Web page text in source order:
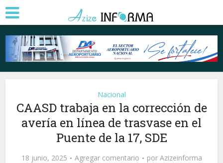
Nacional
CAASD trabaja en la corrección de
avería en línea de trasvase en el
Puente de la 17, SDE
18 junio, 2025 Agregar comentario por Azizeinforma